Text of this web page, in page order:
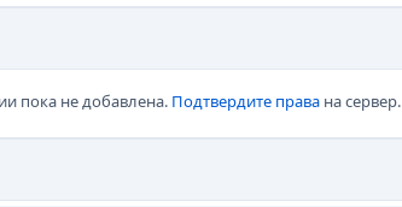
пока не добавлена. Подтвердите правана сервер.